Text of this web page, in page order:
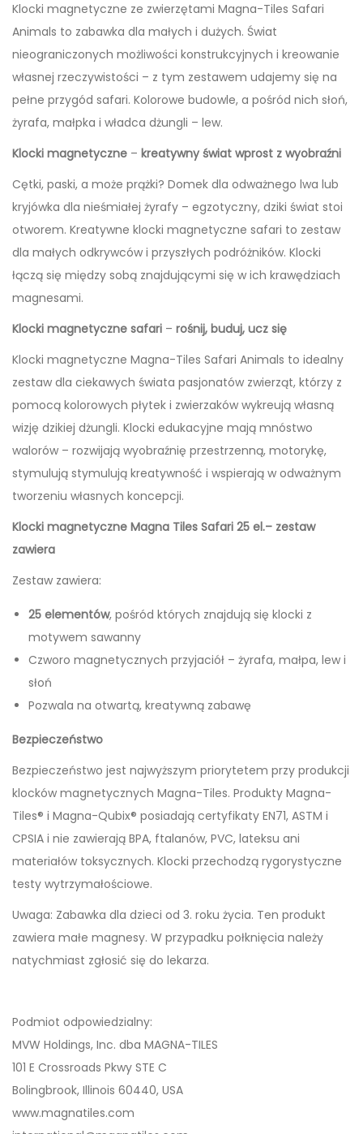
Klocki magnetyczne ze zwierzętami Magna-Tiles Safari
Animals to zabawka dla małych i dużych. Świat
nieograniczonych możliwości konstrukcyjnych i kreowanie
własnej rzeczywistości – z tym zestawem udajemy się na
pełne przygód safari. Kolorowe budowle, a pośród nich słoń,
żyrafa, małpka i władca dżungli – lew.
Klocki magnetyczne – kreatywny świat wprost z wyobraźni
Cętki, paski, a może prążki? Domek dla odważnego lwa lub
kryjówka dla nieśmiałej żyrafy – egzotyczny, dziki świat stoi
otworem. Kreatywne klocki magnetyczne safari to zestaw
dla małych odkrywców i przyszłych podróżników. Klocki
łączą się między sobą znajdującymi się w ich krawędziach
magnesami.
Klocki magnetyczne safari – rośnij, buduj, ucz się
Klocki magnetyczne Magna-Tiles Safari Animals to idealny
zestaw dla ciekawych świata pasjonatów zwierząt, którzy z
pomocą kolorowych płytek i zwierzaków wykreują własną
wizję dzikiej dżungli. Klocki edukacyjne mają mnóstwo
walorów – rozwijają wyobraźnię przestrzenną, motorykę,
stymulują stymulują kreatywność i wspierają w odważnym
tworzeniu własnych koncepcji.
Klocki magnetyczne Magna Tiles Safari 25 el.– zestaw
zawiera
Zestaw zawiera:
25 elementów, pośród których znajdują się klocki z
motywem sawanny
Czworo magnetycznych przyjaciół – żyrafa, małpa, lew i
słoń
Pozwala na otwartą, kreatywną zabawę
Bezpieczeństwo
Bezpieczeństwo jest najwyższym priorytetem przy produkcji
klocków magnetycznych Magna-Tiles. Produkty Magna-
Tiles® i Magna-Qubix® posiadają certyfikaty EN71, ASTM i
CPSIA i nie zawierają BPA, ftalanów, PVC, lateksu ani
materiałów toksycznych. Klocki przechodzą rygorystyczne
testy wytrzymałościowe.
Uwaga: Zabawka dla dzieci od 3. roku życia. Ten produkt
zawiera małe magnesy. W przypadku połknięcia należy
natychmiast zgłosić się do lekarza.
Podmiot odpowiedzialny:
MVW Holdings, Inc. dba MAGNA-TILES
101 E Crossroads Pkwy STE C
Bolingbrook, Illinois 60440, USA
www.magnatiles.com